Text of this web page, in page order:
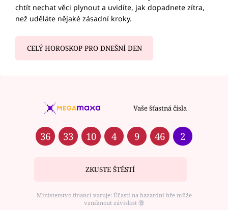
chtít nechat věci plynout a uvidíte, jak dopadnete zítra,
než uděláte nějaké zásadní kroky.
CELÝ HOROSKOP PRO DNEŠNÍ DEN
Vaše šťastná čísla
36 33 10 4 9 46 2
ZKUSTE ŠTĚSTÍ
Ministerstvo financí varuje: Účastí na hazardní hře může
vzniknout závislost ⑱